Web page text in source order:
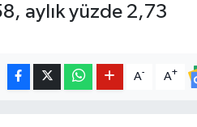
aylık yüzde 2,73
A- A+